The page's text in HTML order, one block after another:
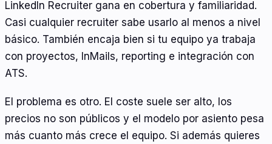
LinkedIn Recruiter gana en cobertura y familiaridad.
Casi cualquier recruiter sabe usarlo al menos a nivel
básico. También encaja bien si tu equipo ya trabaja
con proyectos, InMails, reporting e integración con
ATS.
El problema es otro. El coste suele ser alto, los
precios no son públicos y el modelo por asiento pesa
más cuanto más crece el equipo. Si además quieres